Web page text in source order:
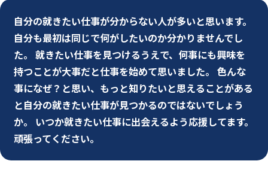
自分の就きたい仕事が分からない人が多いと思います。
自分も最初は同じで何がしたいのか分かりませんでし
た。 就きたい仕事を見つけるうえで、何事にも興味を
持つことが大事だと仕事を始めて思いました。 色んな
事になぜ？と思い、もっと知りたいと思えることがある
と自分の就きたい仕事が見つかるのではないでしょう
か。 いつか就きたい仕事に出会えるよう応援してます。
頑張ってください。